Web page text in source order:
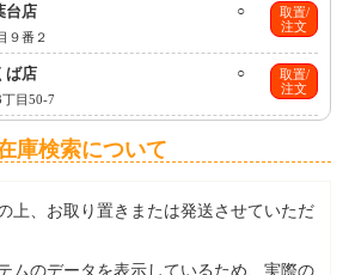
取置/
注文
○
台店
９番２
取置/
注文
○
ば店
目50-7
庫検索について
上、お取り置きまたは発送させていただ
ムのデータを表示しているため、実際の